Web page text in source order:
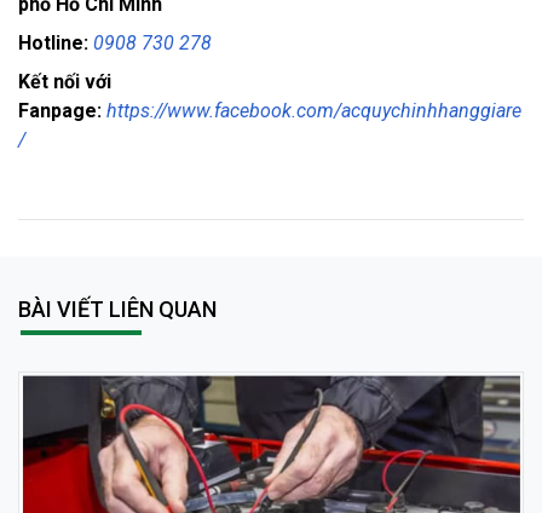
Hotline: 0908 730 278
Kết nối với
Fanpage: https://www.facebook.com/acquychinhhanggiare
/
BÀI VIẾT LIÊN QUAN